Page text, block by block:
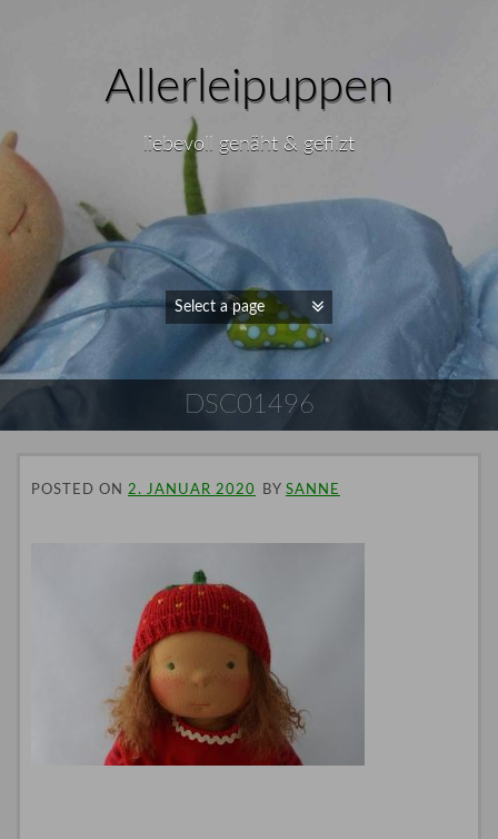
Allerleipuppen
liebevoll genäht & gefilzt
DSC01496
POSTED ON 2. JANUAR 2020 BY SANNE